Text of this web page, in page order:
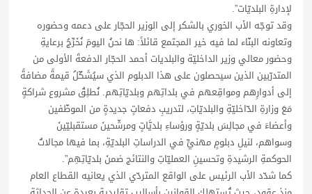
لإدارةِ البلديّات”.
وقد توجّه الأب الخوري بالشكر إلى الوزير الحجّار على دعمه وحضوره
وتعاونه البنّاء لما فيه خير المجتمع قائلاً: ها نحنُ اليومَ نُخَرِّجُ برعايةِ
وحضور معالي وزير الداخليّة والبلديات أحمد الحجّار الدفعةَ الأولى من
المتدرّبين الذين سيحصلون على هذا الدبلوم الذي سيُشَكّلُ قيمةً مضافةً
إلى أدوارِهم ومواقِعهم في بلداتِهم وبلديّاتِهم. نُطلِقُ مشروع شراكةٍ
مَعَ وزارةِ الدّاخليّةِ والبلديّاتِ، لتدريبِ دفعاتٍ جديدةٍ من الموظّفين
وأعضاءَ في مجالِسَ بلديّةٍ ورؤساءِ بلديَّاتٍ ومرشّحينَ مستقبليّينَ
وسواهم، لنيلِ دبلومٍ مهنيٍّ في الدراساتِ البلديّةِ، بما فيها مجالاتُ
الحوكمةِ الرشيدةِ وتحسينِ العمليّاتِ والنتائج ضمنَ بلديّاتِهِم”.
كما شدّد الأب الرئيس على الواقع المتردّي الذي يعانيه القطاع العام